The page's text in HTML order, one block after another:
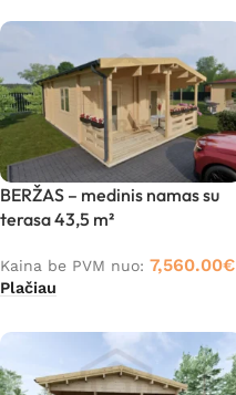
BERŽAS – medinis namas su
terasa 43,5 m²
Kaina be PVM nuo: 7,560.00€
Plačiau